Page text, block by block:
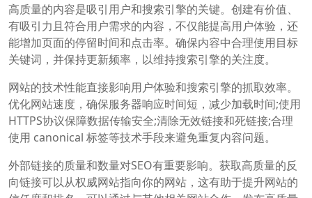
高质量的内容是吸引用户和搜索引擎的关键。创建有价值、
有吸引力且符合用户需求的内容，不仅能提高用户体验，还
能增加页面的停留时间和点击率。确保内容中合理使用目标
关键词，并保持更新频率，以维持搜索引擎的关注度。
网站的技术性能直接影响用户体验和搜索引擎的抓取效率。
优化网站速度，确保服务器响应时间短，减少加载时间;使用
HTTPS协议保障数据传输安全;清除无效链接和死链接;合理
使用 canonical 标签等技术手段来避免重复内容问题。
外部链接的质量和数量对SEO有重要影响。获取高质量的反
向链接可以从权威网站指向你的网站，这有助于提升网站的